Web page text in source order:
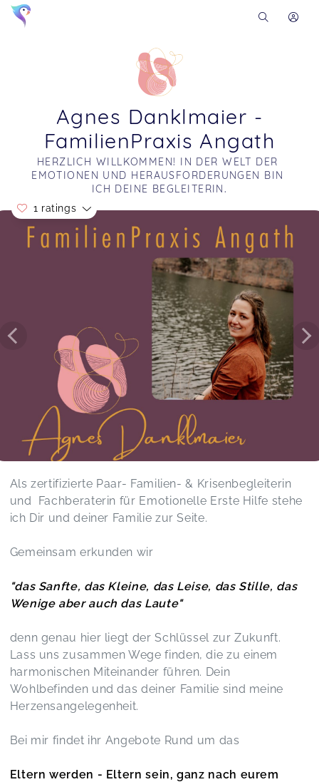
Agnes Danklmaier -
FamilienPraxis Angath
HERZLICH WILLKOMMEN! IN DER WELT DER
EMOTIONEN UND HERAUSFORDERUNGEN BIN
ICH DEINE BEGLEITERIN.
Soon you will learn more about me here...
1 ratings
Erste Kontakte unter Gleichaltrige - Bindung und Autonomie
Elisabeth,Oct 30
Als zertifizierte Paar- Familien- & Krisenbegleiterin
und Fachberaterin für Emotionelle Erste Hilfe stehe
ich Dir und deiner Familie zur Seite.
Gemeinsam erkunden wir
"das Sanfte, das Kleine, das Leise, das Stille, das
Wenige aber auch das Laute"
denn genau hier liegt der Schlüssel zur Zukunft.
Lass uns zusammen Wege finden, die zu einem
harmonischen Miteinander führen. Dein
Wohlbefinden und das deiner Familie sind meine
Herzensangelegenheit.
Bei mir findet ihr Angebote Rund um das
Eltern werden - Eltern sein, ganz nach eurem